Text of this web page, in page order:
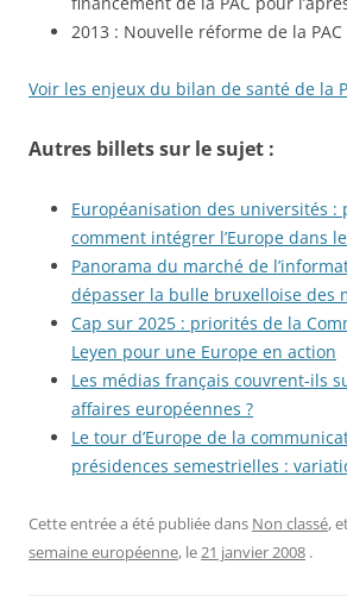
2013 : Nouvelle réforme de la PAC
Voir les enjeux du bilan de santé de la
Autres billets sur le sujet :
Européanisation des universités :
comment intégrer l’Europe dans
Panorama du marché de
dépasser la bulle bruxelloise des
Cap sur 2025 : priorités de la
Leyen pour une Europe en action
Les médias français couvrent-ils
affaires européennes ?
Le tour d’Europe de la
présidences semestrielles :
Cette entrée a été publiée dans Non classé,
semaine européenne, le21 janvier 2008 .